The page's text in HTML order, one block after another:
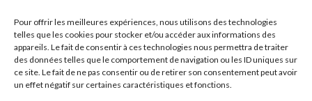
Pour offrir les meilleures expériences, nous utilisons des technologies
telles que les cookies pour stocker et/ou accéder aux informations des
appareils. Le fait de consentir à ces technologies nous permettra de traiter
des données telles que le comportement de navigation ou les ID uniques sur
ce site. Le fait de ne pas consentir ou de retirer son consentement peut avoir
un effet négatif sur certaines caractéristiques et fonctions.